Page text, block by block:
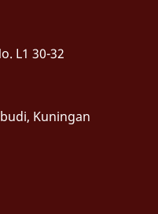
L1 30-32
Kuningan